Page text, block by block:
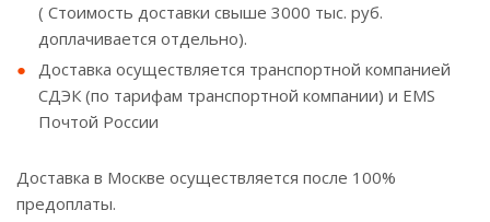
( Стоимость доставки свыше 3000 тыс. руб.
доплачивается отдельно).
Доставка осуществляется транспортной компанией
СДЭК (по тарифам транспортной компании) и EMS
Почтой России
Доставка в Москве осуществляется после 100%
предоплаты.